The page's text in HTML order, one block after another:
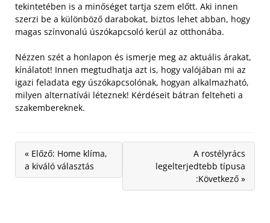
tekintetében is a minőséget tartja szem előtt. Aki innen
szerzi be a különböző darabokat, biztos lehet abban, hogy
magas színvonalú úszókapcsoló kerül az otthonába.
Nézzen szét a honlapon és ismerje meg az aktuális árakat,
kínálatot! Innen megtudhatja azt is, hogy valójában mi az
igazi feladata egy úszókapcsolónak, hogyan alkalmazható,
milyen alternatívái léteznek! Kérdéseit bátran felteheti a
szakembereknek.
« Előző: Home klíma,
a kiváló választás
A rostélyrács
legelterjedtebb típusa
:Következő »